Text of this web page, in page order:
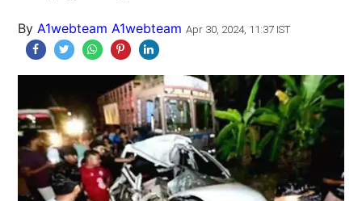
By A1webteam A1webteam Apr 30, 2024, 11:37 IST